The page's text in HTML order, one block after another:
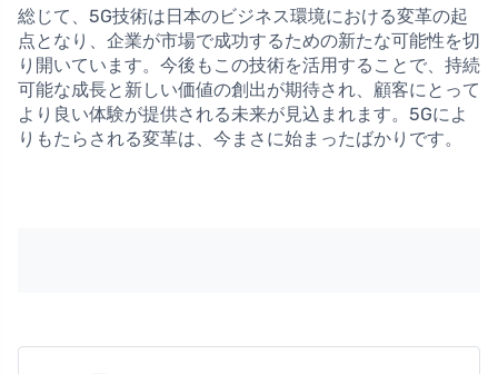
総じて、5G技術は日本のビジネス環境における変革の起
点となり、企業が市場で成功するための新たな可能性を切
り開いています。今後もこの技術を活用することで、持続
可能な成長と新しい価値の創出が期待され、顧客にとって
より良い体験が提供される未来が見込まれます。5Gによ
りもたらされる変革は、今まさに始まったばかりです。